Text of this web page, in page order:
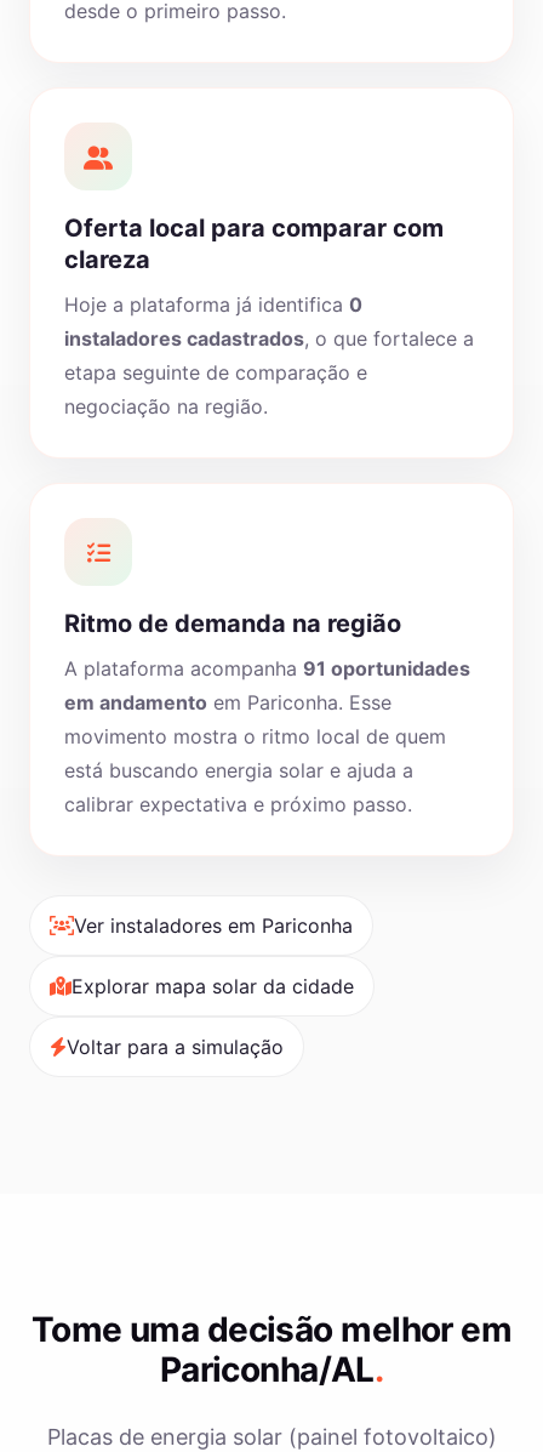
desde o primeiro passo.
Oferta local para comparar com
clareza
Hoje a plataforma já identifica 0
instaladores cadastrados, o que fortalece a
etapa seguinte de comparação e
negociação na região.
Ritmo de demanda na região
A plataforma acompanha 91 oportunidades
em andamento em Pariconha. Esse
movimento mostra o ritmo local de quem
está buscando energia solar e ajuda a
calibrar expectativa e próximo passo.
Ver instaladores em Pariconha
Explorar mapa solar da cidade
Voltar para a simulação
Tome uma decisão melhor em
Pariconha/AL.
Placas de energia solar (painel fotovoltaico)